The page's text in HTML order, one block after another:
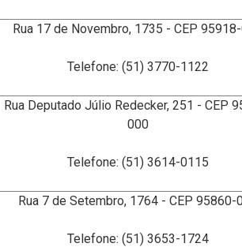
Rua 17 de Novembro, 1735 - CEP
Telefone: (51) 3770-1122
Rua Deputado Júlio Redecker, 251 - CEP
000
Telefone: (51) 3614-0115
Rua 7 de Setembro, 1764 - CEP 95860-
Telefone: (51) 3653-1724